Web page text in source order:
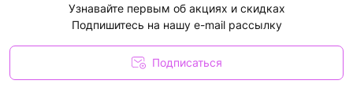
Узнавайте первым об акциях и скидках
Подпишитесь на нашу e-mail рассылку
Подписаться